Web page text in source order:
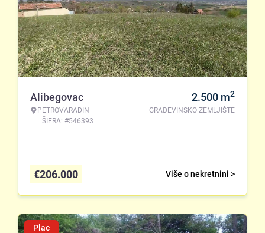
Alibegovac
PETROVARADIN
ŠIFRA: #546393
2.500 m2
GRAĐEVINSKO ZEMLJIŠTE
Više o nekretnini >
€206.000
Plac